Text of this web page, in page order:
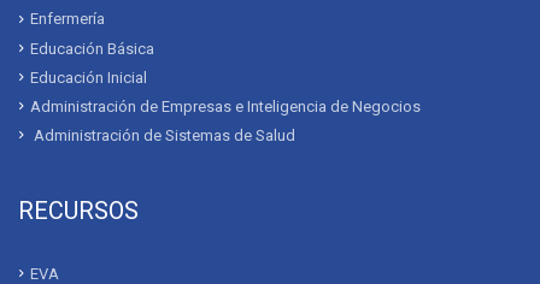
Enfermería
Educación Básica
Educación Inicial
Administración de Empresas e Inteligencia de Negocios
Administración de Sistemas de Salud
RECURSOS
EVA